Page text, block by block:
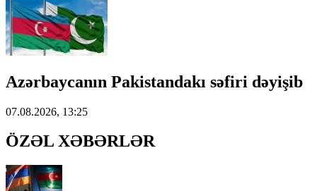
Azərbaycanın Pakistandakı səfiri dəyişib
07.08.2026, 13:25
ÖZƏL XƏBƏRLƏR